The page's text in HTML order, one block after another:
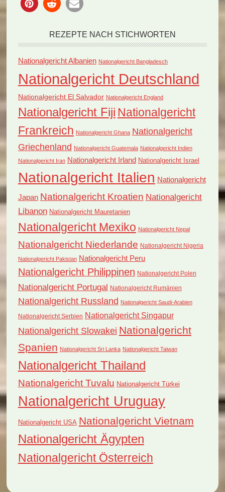
REZEPTE NACH STICHWORTEN
Nationalgericht Albanien Nationalgericht Bangladesch
Nationalgericht Deutschland
Nationalgericht El Salvador Nationalgericht England
Nationalgericht Fiji Nationalgericht
Frankreich Nationalgericht Ghana Nationalgericht
Griechenland Nationalgericht Guatemala Nationalgericht Indien
Nationalgericht Iran Nationalgericht Irland Nationalgericht Israel
Nationalgericht Italien Nationalgericht
Japan Nationalgericht Kroatien Nationalgericht
Libanon Nationalgericht Mauretanien
Nationalgericht Mexiko Nationalgericht Nepal
Nationalgericht Niederlande Nationalgericht Nigeria
Nationalgericht Pakistan Nationalgericht Peru
Nationalgericht Philippinen Nationalgericht Polen
Nationalgericht Portugal Nationalgericht Rumänien
Nationalgericht Russland Nationalgericht Saudi-Arabien
Nationalgericht Serbien Nationalgericht Singapur
Nationalgericht Slowakei Nationalgericht
Spanien Nationalgericht Sri Lanka Nationalgericht Taiwan
Nationalgericht Thailand
Nationalgericht Tuvalu Nationalgericht Türkei
Nationalgericht Uruguay
Nationalgericht USA Nationalgericht Vietnam
Nationalgericht Ägypten
Nationalgericht Österreich